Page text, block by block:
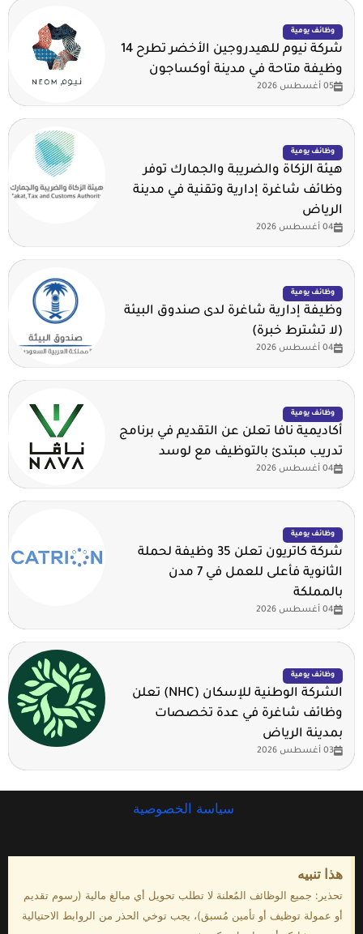
وظائف يومية
شركة نيوم للهيدروجين الأخضر تطرح 14
وظيفة متاحة في مدينة أوكساجون
05 أغسطس 2026
وظائف يومية
هيئة الزكاة والضريبة والجمارك توفر
وظائف شاغرة إدارية وتقنية في مدينة
الرياض
04 أغسطس 2026
وظائف يومية
وظيفة إدارية شاغرة لدى صندوق البيئة
(لا تشترط خبرة)
04 أغسطس 2026
وظائف يومية
أكاديمية نافا تعلن عن التقديم في برنامج
تدريب مبتدئ بالتوظيف مع لوسد
04 أغسطس 2026
وظائف يومية
شركة كاتريون تعلن 35 وظيفة لحملة
الثانوية فأعلى للعمل في 7 مدن
بالمملكة
04 أغسطس 2026
وظائف يومية
الشركة الوطنية للإسكان (NHC) تعلن
وظائف شاغرة في عدة تخصصات
بمدينة الرياض
03 أغسطس 2026
سياسة الخصوصية
هذا تنبيه
تحذير: جميع الوظائف المُعلنة لا تطلب تحويل أي مبالغ مالية (رسوم تقديم
أو عمولة توظيف أو تأمين مُسبق)، يجب توخي الحذر من الروابط الاحتيالية